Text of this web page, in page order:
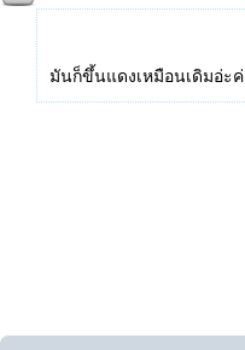
มันก็ขึ้นแดงเหมือนเดิมอ่ะค่